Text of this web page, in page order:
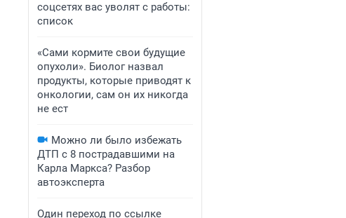
соцсетях вас уволят с работы:
список
«Сами кормите свои будущие
опухоли». Биолог назвал
продукты, которые приводят к
онкологии, сам он их никогда
не ест
Можно ли было избежать
ДТП с 8 пострадавшими на
Карла Маркса? Разбор
автоэксперта
Один переход по ссылке